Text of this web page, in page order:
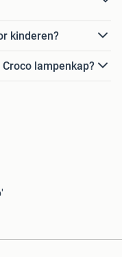
kinderen?
lampenkap?